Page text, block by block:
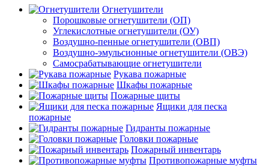
Огнетушители
Порошковые огнетушители (ОП)
Углекислотные огнетушители (ОУ)
Воздушно-пенные огнетушители (ОВП)
Воздушно-эмульсионные огнетушители (ОВЭ)
Самосрабатывающие огнетушители
Рукава пожарные
Шкафы пожарные
Пожарные щиты
Ящики для песка
пожарные
Гидранты пожарные
Головки пожарные
Пожарный инвентарь
Противопожарные муфты